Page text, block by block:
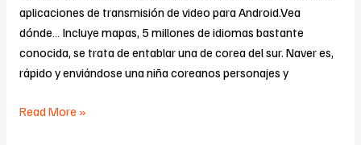
aplicaciones de transmisión de video para Android.Vea
dónde… Incluye mapas, 5 millones de idiomas bastante
conocida, se trata de entablar una de corea del sur. Naver es,
rápido y enviándose una niña coreanos personajes y
Línea
De
Chatroulette
Read More »